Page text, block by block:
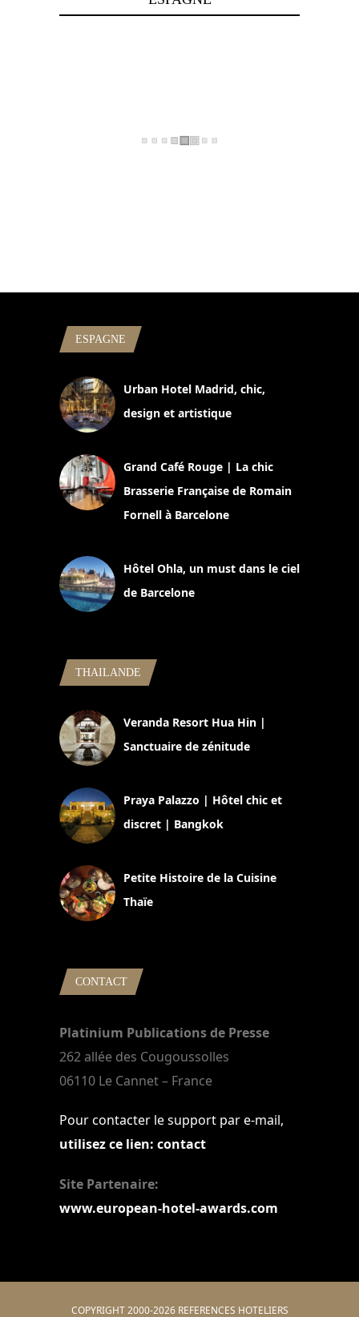
ESPAGNE
Urban Hotel Madrid, chic,
design et artistique
Grand Café Rouge | La chic
Brasserie Française de Romain
Fornell à Barcelone
Hôtel Ohla, un must dans le ciel
de Barcelone
THAILANDE
Veranda Resort Hua Hin |
Sanctuaire de zénitude
Praya Palazzo | Hôtel chic et
discret | Bangkok
Petite Histoire de la Cuisine
Thaïe
CONTACT
Platinium Publications de Presse
262 allée des Cougoussolles
06110 Le Cannet – France
Pour contacter le support par e-mail,
utilisez ce lien: contact
Site Partenaire:
www.european-hotel-awards.com
COPYRIGHT 2000-2026 REFERENCES HOTELIERS